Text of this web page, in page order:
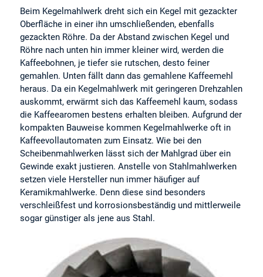
Beim Kegelmahlwerk dreht sich ein Kegel mit gezackter
Oberfläche in einer ihn umschließenden, ebenfalls
gezackten Röhre. Da der Abstand zwischen Kegel und
Röhre nach unten hin immer kleiner wird, werden die
Kaffeebohnen, je tiefer sie rutschen, desto feiner
gemahlen. Unten fällt dann das gemahlene Kaffeemehl
heraus. Da ein Kegelmahlwerk mit geringeren Drehzahlen
auskommt, erwärmt sich das Kaffeemehl kaum, sodass
die Kaffeearomen bestens erhalten bleiben. Aufgrund der
kompakten Bauweise kommen Kegelmahlwerke oft in
Kaffeevollautomaten zum Einsatz. Wie bei den
Scheibenmahlwerken lässt sich der Mahlgrad über ein
Gewinde exakt justieren. Anstelle von Stahlmahlwerken
setzen viele Hersteller nun immer häufiger auf
Keramikmahlwerke. Denn diese sind besonders
verschleißfest und korrosionsbeständig und mittlerweile
sogar günstiger als jene aus Stahl.